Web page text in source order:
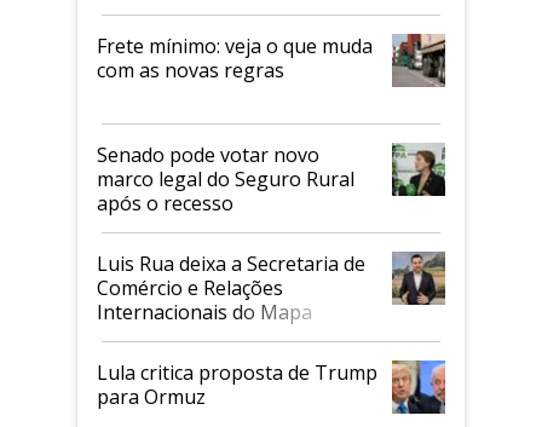
Frete mínimo: veja o que muda
com as novas regras
Senado pode votar novo
marco legal do Seguro Rural
após o recesso
Luis Rua deixa a Secretaria de
Comércio e Relações
Internacionais do Mapa
Lula critica proposta de Trump
para Ormuz